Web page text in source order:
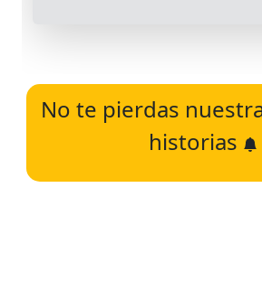
No te pierdas
historias